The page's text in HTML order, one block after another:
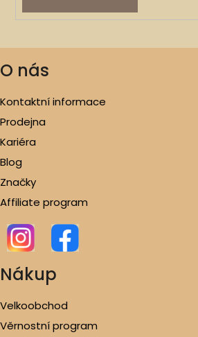
O nás
Kontaktní informace
Prodejna
Kariéra
Blog
Značky
Affiliate program
Nákup
Velkoobchod
Věrnostní program